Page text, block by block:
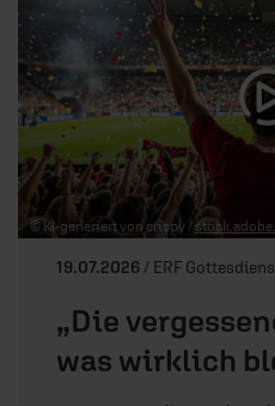
© KI-generiert von crispy /
19.07.2026 / ERF
„Die
was wirklich